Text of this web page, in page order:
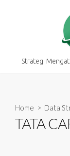
Strategi
Home > Data
TATA